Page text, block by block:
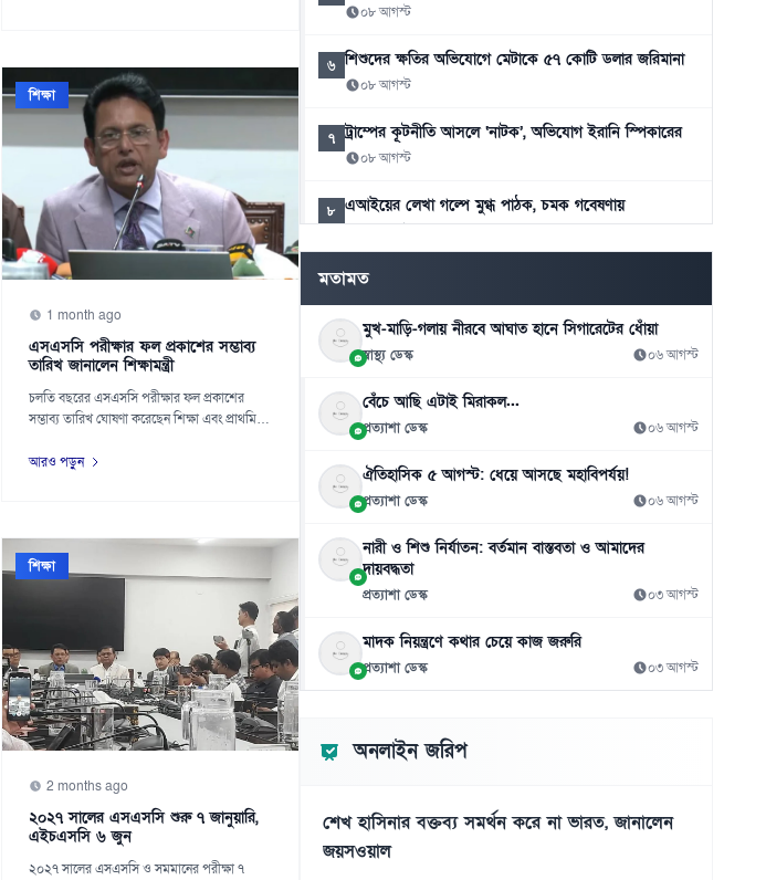
শিক্ষা
1 month ago
এসএসসি পরীক্ষার ফল প্রকাশের সম্ভাব্য
তারিখ জানালেন শিক্ষামন্ত্রী
চলতি বছরের এসএসসি পরীক্ষার ফল প্রকাশের
সম্ভাব্য তারিখ ঘোষণা করেছেন শিক্ষা এবং প্রাথমিক
আরও পড়ুন
শিক্ষা
2 months ago
২০২৭ সালের এসএসসি শুরু ৭ জানুয়ারি,
এইচএসসি ৬ জুন
২০২৭ সালের এসএসসি ও সমমানের পরীক্ষা ৭
০৮ আগস্ট
৬ শিশুদের ক্ষতির অভিযোগে মেটাকে ৫৭ কোটি ডলার জরিমানা
০৮ আগস্ট
৭ ট্রাম্পের কূটনীতি আসলে ‘নাটক’, অভিযোগ ইরানি স্পিকারের
০৮ আগস্ট
৮ এআইয়ের লেখা গল্পে মুগ্ধ পাঠক, চমক গবেষণায়
মতামত
মুখ-মাড়ি-গলায় নীরবে আঘাত হানে সিগারেটের ধোঁয়া
স্বাস্থ্য ডেস্ক ০৬ আগস্ট
বেঁচে আছি এটাই মিরাকল...
প্রত্যাশা ডেস্ক ০৬ আগস্ট
ঐতিহাসিক ৫ আগস্ট: ধেয়ে আসছে মহাবিপর্যয়!
প্রত্যাশা ডেস্ক ০৬ আগস্ট
নারী ও শিশু নির্যাতন: বর্তমান বাস্তবতা ও আমাদের
দায়বদ্ধতা
প্রত্যাশা ডেস্ক ০৩ আগস্ট
মাদক নিয়ন্ত্রণে কথার চেয়ে কাজ জরুরি
প্রত্যাশা ডেস্ক ০৩ আগস্ট
অনলাইন জরিপ
শেখ হাসিনার বক্তব্য সমর্থন করে না ভারত, জানালেন
জয়সওয়াল